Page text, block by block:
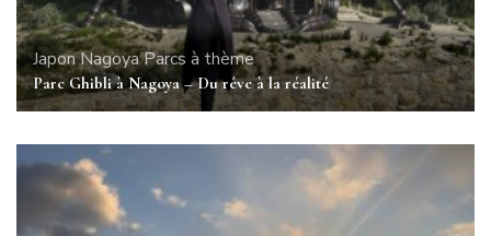
JaponNagoyaParcs à thème
Parc Ghibli à Nagoya – Du rêve à la réalité